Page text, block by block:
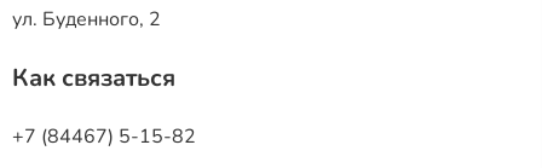
ул. Буденного, 2
Как связаться
+7 (84467) 5-15-82